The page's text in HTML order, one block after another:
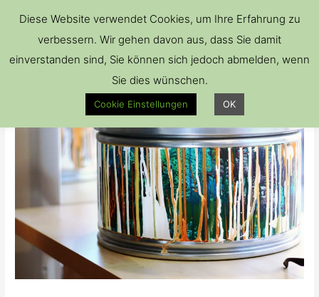
Diese Website verwendet Cookies, um Ihre Erfahrung zu
verbessern. Wir gehen davon aus, dass Sie damit
einverstanden sind, Sie können sich jedoch abmelden, wenn
Sie dies wünschen.
Cookie Einstellungen OK